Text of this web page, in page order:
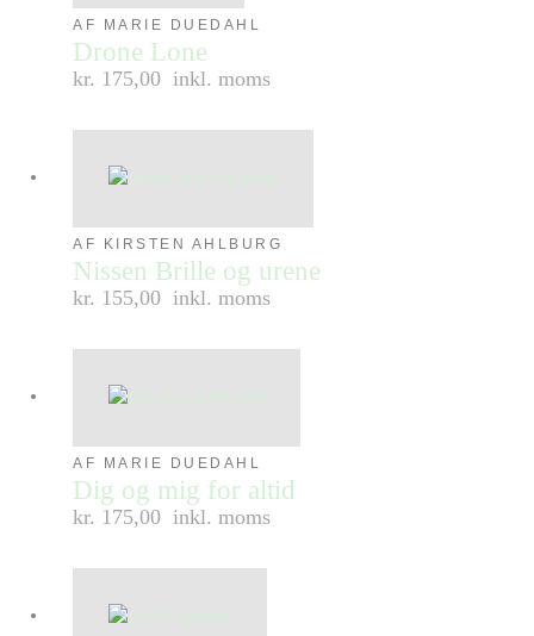
AF MARIE DUEDAHL
Drone Lone
kr. 175,00 inkl. moms
AF KIRSTEN AHLBURG
Nissen Brille og urene
kr. 155,00 inkl. moms
AF MARIE DUEDAHL
Dig og mig for altid
kr. 175,00 inkl. moms